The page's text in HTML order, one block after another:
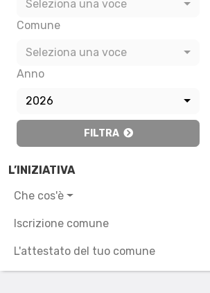
Seleziona una voce
Comune
Seleziona una voce
Anno
2026
FILTRA
L’INIZIATIVA
Che cos'è
Iscrizione comune
L'attestato del tuo comune